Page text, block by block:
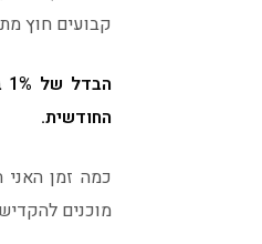
קבועים חוץ
החודשית.
מוכנים להקדיש כדי